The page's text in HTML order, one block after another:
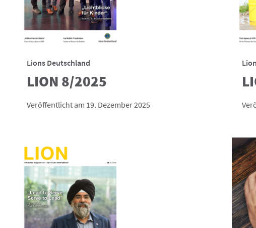
Lions Deutschland
LION 8/2025
Veröffentlicht am 19. Dezember 2025